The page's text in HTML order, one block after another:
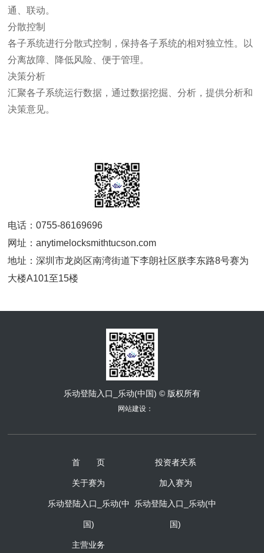
通、联动。
分散控制
各子系统进行分散式控制，保持各子系统的相对独立性。以
分离故障、降低风险、便于管理。
决策分析
汇聚各子系统运行数据，通过数据挖掘、分析，提供分析和
决策意见。
电话：0755-86169696
网址：anytimelocksmithtucson.com
地址：深圳市龙岗区南湾街道下李朗社区朕李东路8号赛为
大楼A101至15楼
乐动登陆入口_乐动(中国) © 版权所有
网站建设：
首 页 投资者关系
关于赛为 加入赛为
乐动登陆入口_乐动(中
国)
乐动登陆入口_乐动(中
国)
主营业务